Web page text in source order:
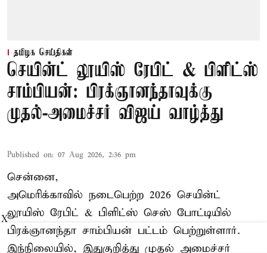
தமிழக செய்திகள்
செயின்ட் லூயிஸ் ரேபிட் & பிளிட்ஸ்
சாம்பியன்: பிரக்ஞானந்தாவுக்கு
முதல்-அமைச்சர் விஜய் வாழ்த்து
Published on: 07 Aug 2026, 2:36 pm
சென்னை,
அமெரிக்காவில் நடைபெற்ற 2026 செயின்ட்
லூயிஸ் ரேபிட் & பிளிட்ஸ் செஸ் போட்டியில்
பிரக்ஞானந்தா சாம்பியன் பட்டம் பெற்றுள்ளார்.
இந்நிலையில், இதுகுறித்து முதல் அமைச்சர்
X